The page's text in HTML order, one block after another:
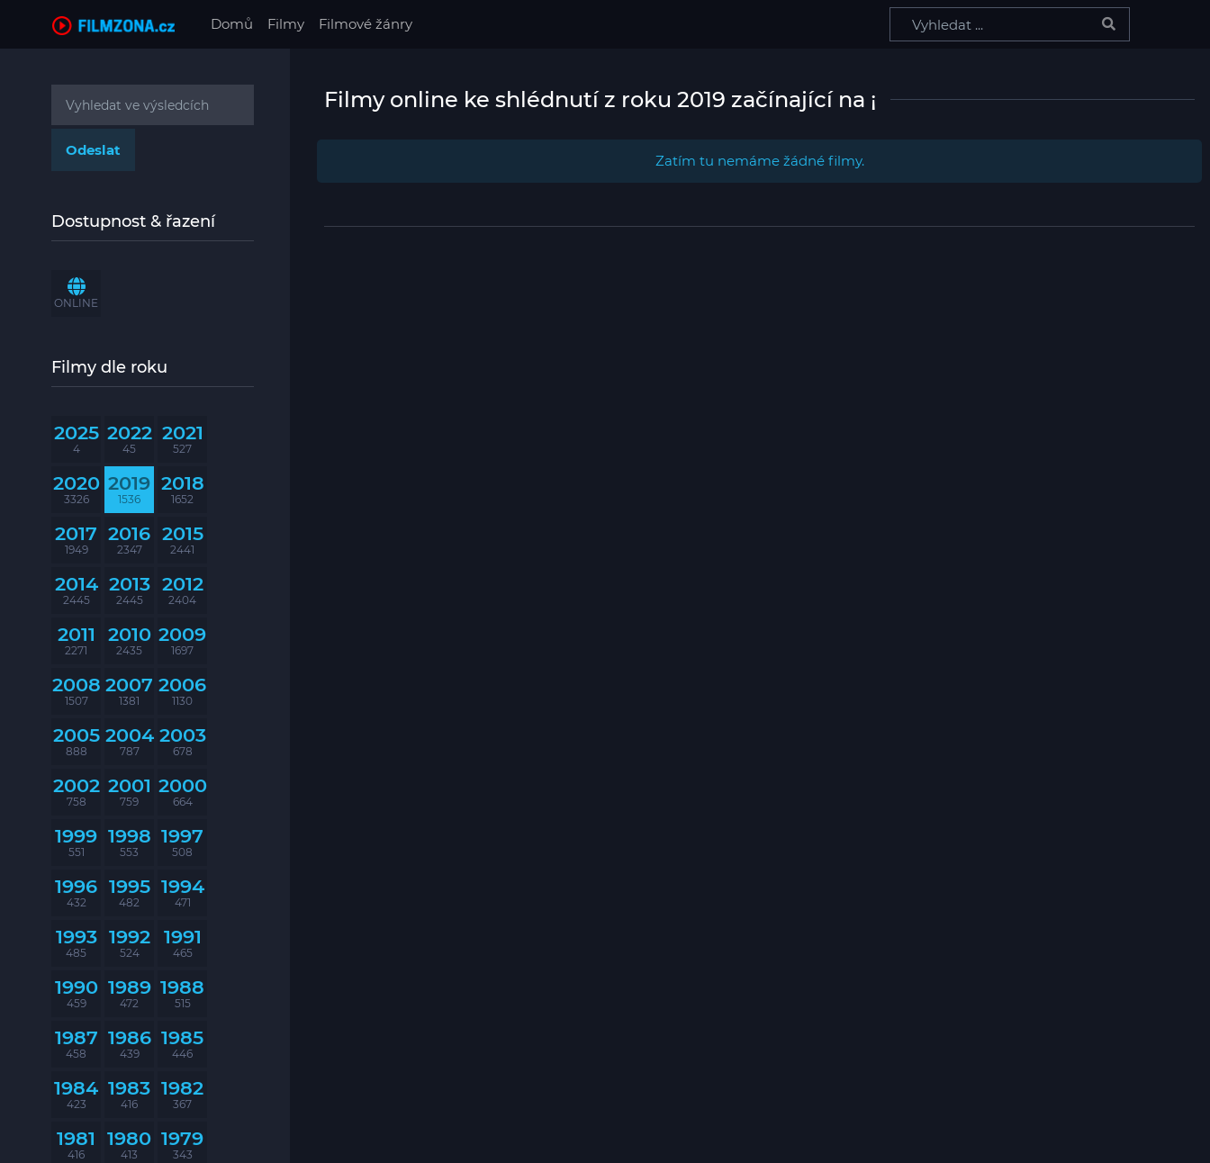
Domů (current)
Filmy Filmové žánry Search
Dostupnost & řazení
ONLINE
Filmy dle roku
2025
4
2022
45
2021
527
2020
3326
2019
1536
2018
1652
2017
1949
2016
2347
2015
2441
2014
2445
2013
2445
2012
2404
2011
2271
2010
2435
2009
1697
2008
1507
2007
1381
2006
1130
2005
888
2004
787
2003
678
2002
758
2001
759
2000
664
1999
551
1998
553
1997
508
1996
432
1995
482
1994
471
1993
485
1992
524
1991
465
1990
459
1989
472
1988
515
1987
458
1986
439
1985
446
1984
423
1983
416
1982
367
1981
416
1980
413
1979
343
Filmy online ke shlédnutí z roku 2019 začínající na ¡
Zatím tu nemáme žádné filmy.